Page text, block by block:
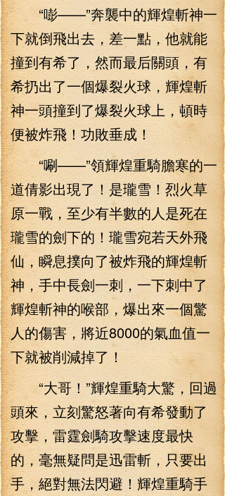
“嘭——”奔襲中的輝煌斬神一
下就倒飛出去，差一點，他就能
撞到有希了，然而最后關頭，有
希扔出了一個爆裂火球，輝煌斬
神一頭撞到了爆裂火球上，頓時
便被炸飛！功敗垂成！
“唰——”領輝煌重騎膽寒的一
道倩影出現了！是瓏雪！烈火草
原一戰，至少有半數的人是死在
瓏雪的劍下的！瓏雪宛若天外飛
仙，瞬息撲向了被炸飛的輝煌斬
神，手中長劍一刺，一下刺中了
輝煌斬神的喉部，爆出來一個驚
人的傷害，將近8000的氣血值一
下就被削減掉了！
“大哥！”輝煌重騎大驚，回過
頭來，立刻驚怒著向有希發動了
攻擊，雷霆劍騎攻擊速度最快
的，毫無疑問是迅雷斬，只要出
手，絕對無法閃避！輝煌重騎手